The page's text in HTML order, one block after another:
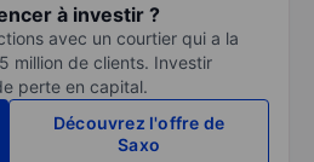
à investir ?
avec un courtier qui a la
million de clients. Investir
perte en capital.
Découvrez l'offre de
Saxo